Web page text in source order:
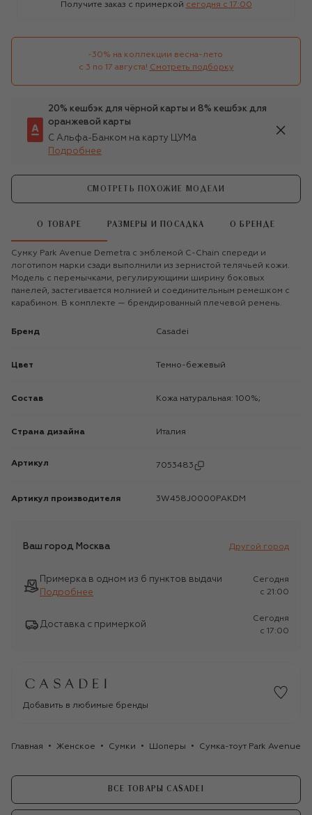
Получите заказ с примеркой сегодня c 17:00
-30% на коллекции весна-лето
с 3 по 17 августа! Смотреть подборку
20% кешбэк для чёрной карты и 8% кешбэк для
оранжевой карты
С Альфа-Банком на карту ЦУМа
Подробнее
СМОТРЕТЬ ПОХОЖИЕ МОДЕЛИ
О ТОВАРЕ РАЗМЕРЫ И ПОСАДКА О БРЕНДЕ
Сумку Park Avenue Demetra с эмблемой C-Chain спереди и
логотипом марки сзади выполнили из зернистой телячьей кожи.
Модель с перемычками, регулирующими ширину боковых
панелей, застегивается молнией и соединительным ремешком с
карабином. В комплекте — брендированный плечевой ремень.
Бренд Casadei
Цвет Темно-бежевый
Состав Кожа натуральная: 100%;
Страна дизайна Италия
Артикул 7053483
Артикул производителя 3W458J0000PAKDM
Ваш город Москва Другой город
Примерка в одном из 6 пунктов выдачи
Подробнее
Сегодня
c 21:00
Доставка с примеркой
Сегодня
c 17:00
Добавить в любимые бренды
Главная Женское Сумки Шоперы Сумка-тоут Park Avenue
ВСЕ ТОВАРЫ CASADEI